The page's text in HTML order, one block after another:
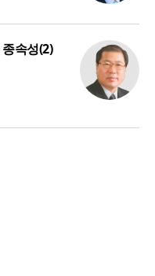
속성(2)